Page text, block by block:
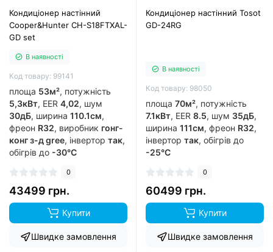
Кондиціонер настінний
Cooper&Hunter CH-S18FTXAL-
GD set
В наявності
Код товару: 99141
площа 53м², потужність
5,3кВт, EER 4,02, шум
30дБ, ширина 110.1см,
фреон R32, виробник гонг-
конг з-д gree, інвертор так,
обігрів до -30°C
0
43499 грн.
Купити
Швидке замовлення
Кондиціонер настінний Tosot
GD-24RG
В наявності
Код товару: 98050
площа 70м², потужність
7.1кВт, EER 8.5, шум 35дБ,
ширина 111см, фреон R32,
інвертор так, обігрів до
-25°C
0
60499 грн.
Купити
Швидке замовлення